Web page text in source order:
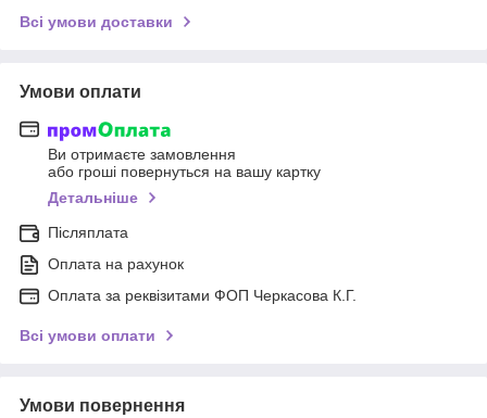
Всі умови доставки
Умови оплати
Ви отримаєте замовлення
або гроші повернуться на вашу картку
Детальніше
Післяплата
Оплата на рахунок
Оплата за реквізитами ФОП Черкасова К.Г.
Всі умови оплати
Умови повернення